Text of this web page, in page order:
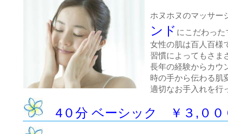
ホヌホヌのマッサー
ンド にこだわっ
女性の肌は百人百様
習慣によってもさま
長年の経験からカウ
時の手から伝わる肌
適切なお手入れを行
4０分 ベーシック ￥３,００